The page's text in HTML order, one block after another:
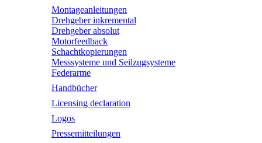
Montageanleitungen
Drehgeber inkremental
Drehgeber absolut
Motorfeedback
Schachtkopierungen
Messsysteme und Seilzugsysteme
Federarme
Handbücher
Licensing declaration
Logos
Pressemitteilungen